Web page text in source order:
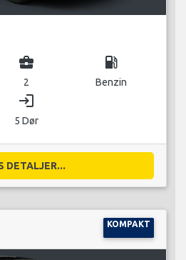
business_center
2
local_gas_station
Benzin
login
5 Dør
DETALJER...
KOMPAKT